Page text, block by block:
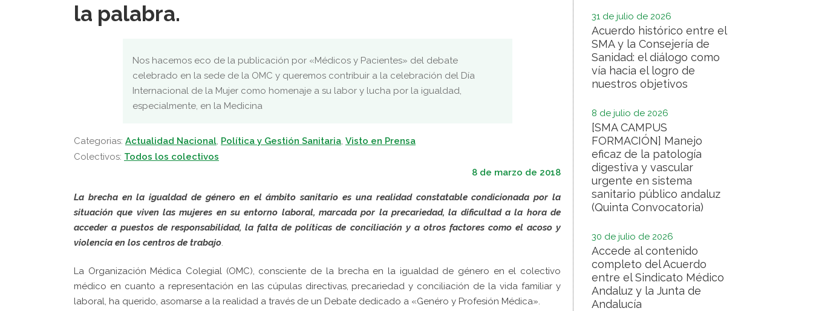
la palabra.
Nos hacemos eco de la publicación por «Médicos y Pacientes» del debate
celebrado en la sede de la OMC y queremos contribuir a la celebración del Día
Internacional de la Mujer como homenaje a su labor y lucha por la igualdad,
especialmente, en la Medicina
Categorias: Actualidad Nacional Política y Gestión Sanitaria Visto en Prensa
Colectivos: Todos los colectivos
8 de marzo de 2018
La brecha en la igualdad de género en el ámbito sanitario es una realidad constatable condicionada por la
situación que viven las mujeres en su entorno laboral, marcada por la precariedad, la dificultad a la hora de
acceder a puestos de responsabilidad, la falta de políticas de conciliación y a otros factores como el acoso y
violencia en los centros de trabajo
La Organización Médica Colegial (OMC), consciente de la brecha en la igualdad de género en el colectivo
médico en cuanto a representación en las cúpulas directivas, precariedad y conciliación de la vida familiar y
laboral, ha querido, asomarse a la realidad a través de un Debate dedicado a «Genéro y Profesión Médica».
31 de julio de 2026
Acuerdo histórico entre el
SMA y la Consejería de
Sanidad: el diálogo como
vía hacia el logro de
nuestros objetivos
8 de julio de 2026
[SMA CAMPUS
FORMACIÓN] Manejo
eficaz de la patología
digestiva y vascular
urgente en sistema
sanitario público andaluz
(Quinta Convocatoria)
30 de julio de 2026
Accede al contenido
completo del Acuerdo
entre el Sindicato Médico
Andaluz y la Junta de
Andalucía